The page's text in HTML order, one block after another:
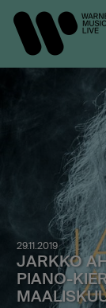
29.11.2019
JARKKO
PIANO-